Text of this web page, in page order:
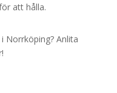
att hålla.
Norrköping? Anlita